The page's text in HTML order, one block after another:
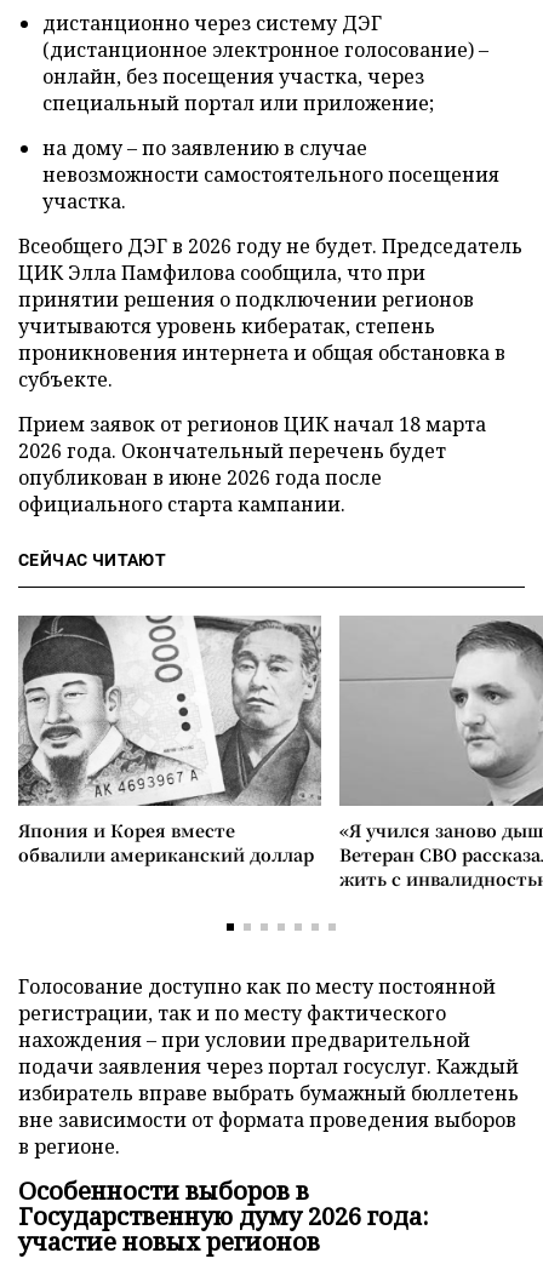
дистанционно через систему ДЭГ
(дистанционное электронное голосование) –
онлайн, без посещения участка, через
специальный портал или приложение;
на дому – по заявлению в случае
невозможности самостоятельного посещения
участка.
Всеобщего ДЭГ в 2026 году не будет. Председатель
ЦИК Элла Памфилова сообщила, что при
принятии решения о подключении регионов
учитываются уровень кибератак, степень
проникновения интернета и общая обстановка в
субъекте.
Прием заявок от регионов ЦИК начал 18 марта
2026 года. Окончательный перечень будет
опубликован в июне 2026 года после
официального старта кампании.
СЕЙЧАС ЧИТАЮТ
Япония и Корея вместе
обвалили американский доллар
«Я учился заново
Ветеран СВО
жить с
Голосование доступно как по месту постоянной
регистрации, так и по месту фактического
нахождения – при условии предварительной
подачи заявления через портал госуслуг. Каждый
избиратель вправе выбрать бумажный бюллетень
вне зависимости от формата проведения выборов
в регионе.
Особенности выборов в
Государственную думу 2026 года:
участие новых регионов